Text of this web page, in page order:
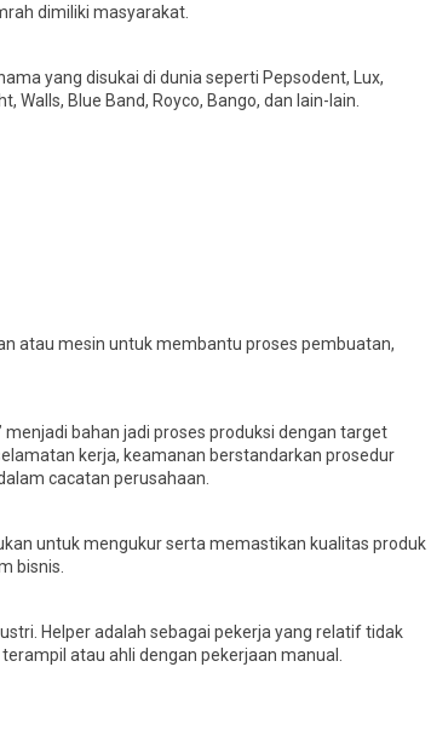
dimiliki masyarakat.
yang disukai di dunia seperti Pepsodent, Lux,
Walls, Blue Band, Royco, Bango, dan lain-lain.
atau mesin untuk membantu proses pembuatan,
bahan jadi proses produksi dengan target
kerja, keamanan berstandarkan prosedur
cacatan perusahaan.
untuk mengukur serta memastikan kualitas produk
bisnis.
Helper adalah sebagai pekerja yang relatif tidak
atau ahli dengan pekerjaan manual.